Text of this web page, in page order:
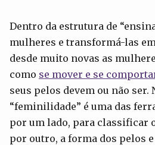
Dentro da estrutura de
mulheres e transformá-las
desde muito novas as
como se mover e se
seus pelos devem ou não ser.
“feminilidade” é uma das
por um lado, para classificar
por outro, a forma dos pelos